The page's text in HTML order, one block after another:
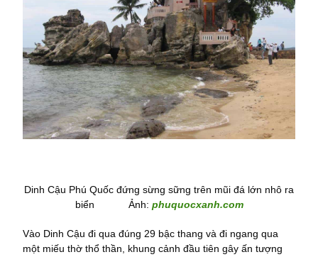
Dinh Cậu Phú Quốc đứng sừng sững trên mũi đá lớn nhô ra
biển Ảnh: phuquocxanh.com
Vào Dinh Cậu đi qua đúng 29 bậc thang và đi ngang qua
một miếu thờ thổ thần, khung cảnh đầu tiên gây ấn tượng